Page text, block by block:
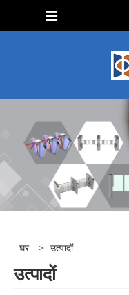
घर > उत्पादों
उत्पादों